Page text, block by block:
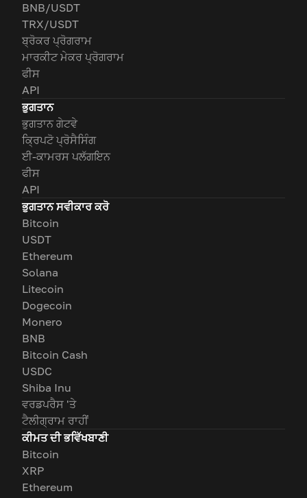
BNB/USDT
TRX/USDT
ਬ੍ਰੋਕਰ ਪ੍ਰੋਗਰਾਮ
ਮਾਰਕੀਟ ਮੇਕਰ ਪ੍ਰੋਗਰਾਮ
ਫੀਸ
API
ਭੁਗਤਾਨ
ਭੁਗਤਾਨ ਗੇਟਵੇ
ਕ੍ਰਿਪਟੋ ਪ੍ਰੋਸੈਸਿੰਗ
ਈ-ਕਾਮਰਸ ਪਲੱਗਇਨ
ਫੀਸ
API
ਭੁਗਤਾਨ ਸਵੀਕਾਰ ਕਰੋ
Bitcoin
USDT
Ethereum
Solana
Litecoin
Dogecoin
Monero
BNB
Bitcoin Cash
USDC
Shiba Inu
ਵਰਡਪਰੈਸ 'ਤੇ
ਟੈਲੀਗ੍ਰਾਮ ਰਾਹੀਂ
ਕੀਮਤ ਦੀ ਭਵਿੱਖਬਾਣੀ
Bitcoin
XRP
Ethereum